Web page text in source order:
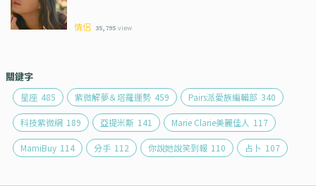
情侶 35,795 view
關鍵字
星座 485 紫微解夢＆塔羅運勢 459 Pairs派愛族編輯部 340
科技紫微網 189 亞提米斯 141 Marie Clarie美麗佳人 117
MamiBuy 114 分手 112 你說她說笑到報 110 占卜 107